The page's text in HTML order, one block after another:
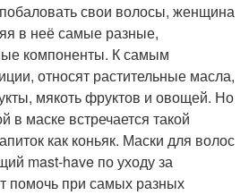
побаловать свои волосы, женщина
в неё самые разные,
компоненты. К самым
относят растительные масла,
мякоть фруктов и овощей. Но
в маске встречается такой
как коньяк. Маски для волос
mast-have по уходу за
помочь при самых разных